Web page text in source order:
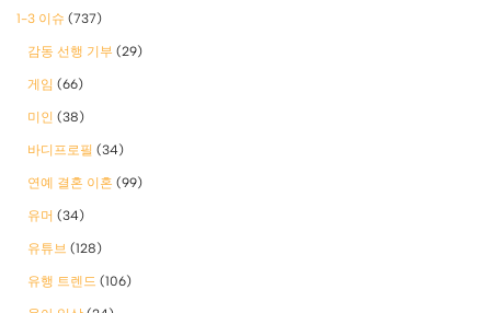
1-3 이슈 (737)
감동 선행 기부 (29)
게임 (66)
미인 (38)
바디프로필 (34)
연예 결혼 이혼 (99)
유머 (34)
유튜브 (128)
유행 트렌드 (106)